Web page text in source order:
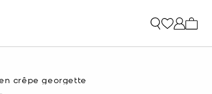
crêpe georgette